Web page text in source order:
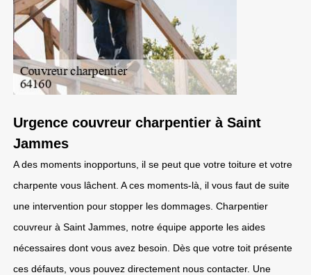
Urgence couvreur charpentier à Saint
Jammes
A des moments inopportuns, il se peut que votre toiture et votre
charpente vous lâchent. A ces moments-là, il vous faut de suite
une intervention pour stopper les dommages. Charpentier
couvreur à Saint Jammes, notre équipe apporte les aides
nécessaires dont vous avez besoin. Dès que votre toit présente
ces défauts, vous pouvez directement nous contacter. Une